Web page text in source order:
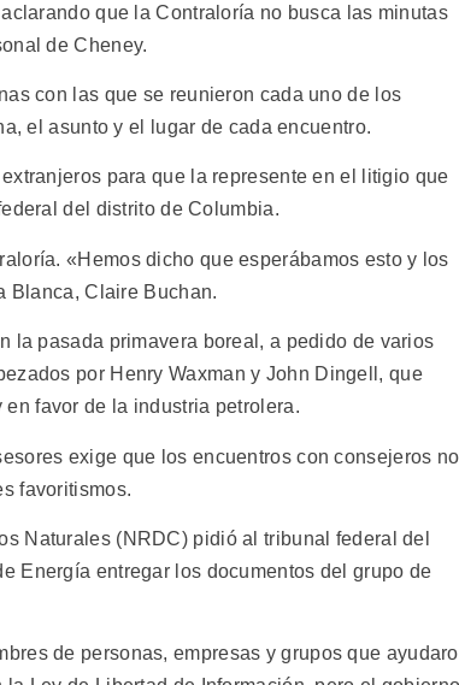
que la Contraloría no busca las minutas
de Cheney.
con las que se reunieron cada uno de los
el asunto y el lugar de cada encuentro.
para que la represente en el litigio que
del distrito de Columbia.
«Hemos dicho que esperábamos esto y los
Blanca, Claire Buchan.
la pasada primavera boreal, a pedido de varios
por Henry Waxman y John Dingell, que
favor de la industria petrolera.
exige que los encuentros con consejeros no
favoritismos.
Naturales (NRDC) pidió al tribunal federal del
Energía entregar los documentos del grupo de
de personas, empresas y grupos que